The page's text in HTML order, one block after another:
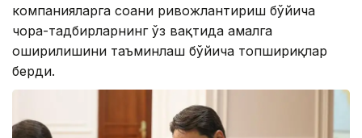
компанияларга соҳани ривожлантириш бўйича
чора-тадбирларнинг ўз вақтида амалга
оширилишини таъминлаш бўйича топшириқлар
берди.